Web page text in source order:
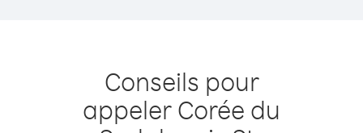
Conseils pour
appeler Corée du